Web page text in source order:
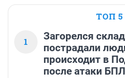
ТОП 5
1
Загорелся
пострадали
происходит в
после атаки